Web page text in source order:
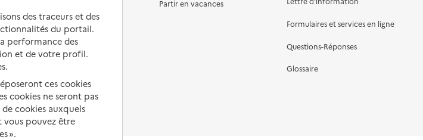
Comprendre les prix en
EHPAD
Droits en EHPAD
Fin de vie en EHPAD
Partir en vacances
Formulaires et services en ligne
Questions-Réponses
Glossaire
des traceurs et des
du portail.
performance des
et de votre profil.
ces cookies
cookies ne seront pas
cookies auxquels
vous pouvez être
».